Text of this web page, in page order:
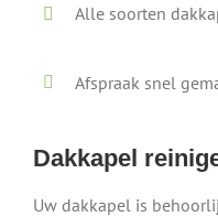
Alle soorten
Afspraak snel
Dakkapel
Uw dakkapel is